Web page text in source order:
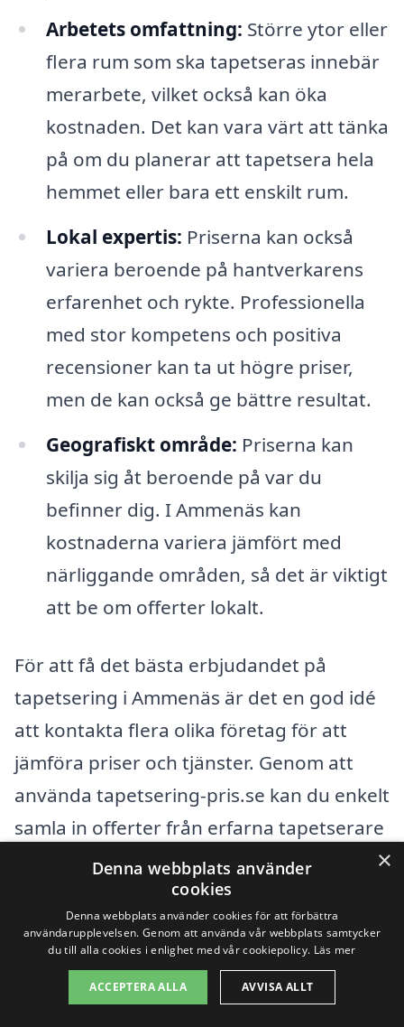
Arbetets omfattning: Större ytor eller
flera rum som ska tapetseras innebär
merarbete, vilket också kan öka
kostnaden. Det kan vara värt att tänka
på om du planerar att tapetsera hela
hemmet eller bara ett enskilt rum.
Lokal expertis: Priserna kan också
variera beroende på hantverkarens
erfarenhet och rykte. Professionella
med stor kompetens och positiva
recensioner kan ta ut högre priser,
men de kan också ge bättre resultat.
Geografiskt område: Priserna kan
skilja sig åt beroende på var du
befinner dig. I Ammenäs kan
kostnaderna variera jämfört med
närliggande områden, så det är viktigt
att be om offerter lokalt.
För att få det bästa erbjudandet på
tapetsering i Ammenäs är det en god idé
att kontakta flera olika företag för att
jämföra priser och tjänster. Genom att
använda tapetsering-pris.se kan du enkelt
samla in offerter från erfarna tapetserare
i ditt närområde. På så sätt kan du fatta
välgrundade beslut och hitta den bästa
lösningen för ditt projekt. Tveka inte att
ställa frågor och diskutera dina behov
med de hantverkare du kontaktar, så att
×
Denna webbplats använder
cookies
Denna webbplats använder cookies för att förbättra
användarupplevelsen. Genom att använda vår webbplats samtycker
du till alla cookies i enlighet med vår cookiepolicy. Läs mer
ACCEPTERA ALLA AVVISA ALLT